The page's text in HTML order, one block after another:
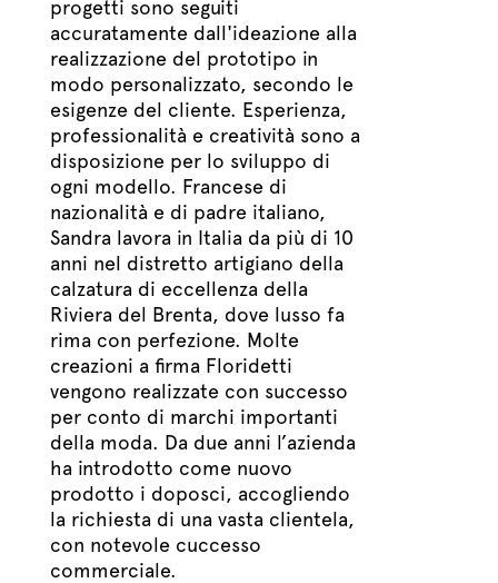
progetti sono seguiti
accuratamente dall'ideazione alla
realizzazione del prototipo in
modo personalizzato, secondo le
esigenze del cliente. Esperienza,
professionalità e creatività sono a
disposizione per lo sviluppo di
ogni modello. Francese di
nazionalità e di padre italiano,
Sandra lavora in Italia da più di 10
anni nel distretto artigiano della
calzatura di eccellenza della
Riviera del Brenta, dove lusso fa
rima con perfezione. Molte
creazioni a firma Floridetti
vengono realizzate con successo
per conto di marchi importanti
della moda. Da due anni l’azienda
ha introdotto come nuovo
prodotto i doposci, accogliendo
la richiesta di una vasta clientela,
con notevole cuccesso
commerciale.